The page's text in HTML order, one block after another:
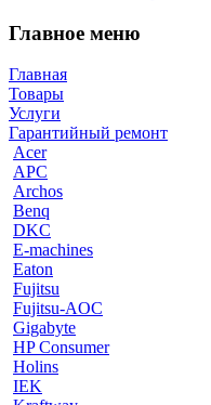
Главное меню
Главная
Товары
Услуги
Гарантийный ремонт
Acer
APC
Archos
Benq
DKC
E-machines
Eaton
Fujitsu
Fujitsu-AOC
Gigabyte
HP Consumer
Holins
IEK